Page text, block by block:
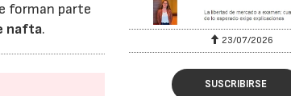
forman parte
nafta.
23/07/2026
SUSCRIBIRSE